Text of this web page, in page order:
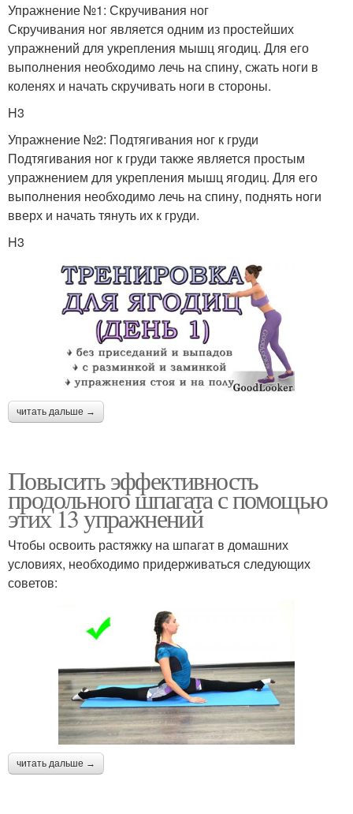
Упражнение №1: Скручивания ног
Скручивания ног является одним из простейших
упражнений для укрепления мышц ягодиц. Для его
выполнения необходимо лечь на спину, сжать ноги в
коленях и начать скручивать ноги в стороны.
H3
Упражнение №2: Подтягивания ног к груди
Подтягивания ног к груди также является простым
упражнением для укрепления мышц ягодиц. Для его
выполнения необходимо лечь на спину, поднять ноги
вверх и начать тянуть их к груди.
H3
читать дальше →
Повысить эффективность
продольного шпагата с помощью
этих 13 упражнений
Чтобы освоить растяжку на шпагат в домашних
условиях, необходимо придерживаться следующих
советов:
читать дальше →